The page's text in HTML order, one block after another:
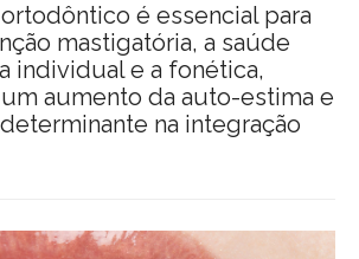
é essencial para
mastigatória, a saúde
individual e a fonética,
aumento da auto-estima e
na integração